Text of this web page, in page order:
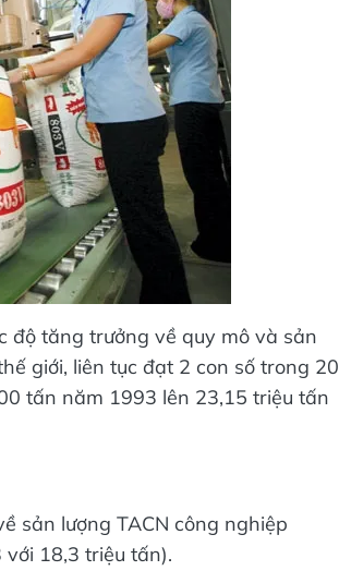
độ tăng trưởng về quy mô và sản
giới, liên tục đạt 2 con số trong 20
tấn năm 1993 lên 23,15 triệu tấn
sản lượng TACN công nghiệp
18,3 triệu tấn).